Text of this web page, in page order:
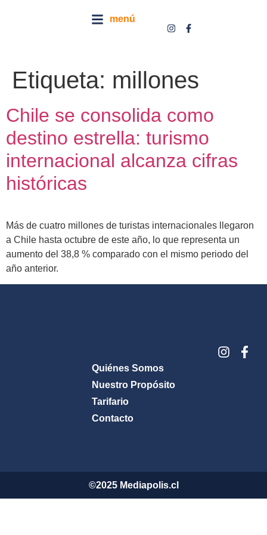
menú
Etiqueta: millones
Chile se consolida como
destino estrella: turismo
internacional alcanza cifras
históricas
Más de cuatro millones de turistas internacionales llegaron
a Chile hasta octubre de este año, lo que representa un
aumento del 38,8 % comparado con el mismo periodo del
año anterior.
Quiénes Somos
Nuestro Propósito
Tarifario
Contacto
©2025 Mediapolis.cl